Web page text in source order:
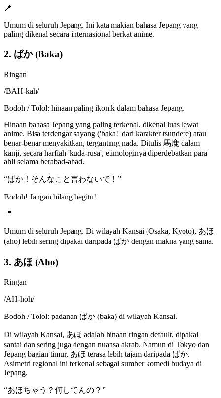
📍
Umum di seluruh Jepang. Ini kata makian bahasa Jepang yang
paling dikenal secara internasional berkat anime.
2. ばか (Baka)
Ringan
/BAH-kah/
Bodoh / Tolol: hinaan paling ikonik dalam bahasa Jepang.
Hinaan bahasa Jepang yang paling terkenal, dikenal luas lewat
anime. Bisa terdengar sayang ('baka!' dari karakter tsundere) atau
benar-benar menyakitkan, tergantung nada. Ditulis 馬鹿 dalam
kanji, secara harfiah 'kuda-rusa', etimologinya diperdebatkan para
ahli selama berabad-abad.
“ばか！そんなこと言わないで！ ”
Bodoh! Jangan bilang begitu!
📍
Umum di seluruh Jepang. Di wilayah Kansai (Osaka, Kyoto), あほ
(aho) lebih sering dipakai daripada ばか dengan makna yang sama.
3. あほ (Aho)
Ringan
/AH-hoh/
Bodoh / Tolol: padanan ばか (baka) di wilayah Kansai.
Di wilayah Kansai, あほ adalah hinaan ringan default, dipakai
santai dan sering juga dengan nuansa akrab. Namun di Tokyo dan
Jepang bagian timur, あほ terasa lebih tajam daripada ばか.
Asimetri regional ini terkenal sebagai sumber komedi budaya di
Jepang.
“あほちゃう？何してんの？ ”